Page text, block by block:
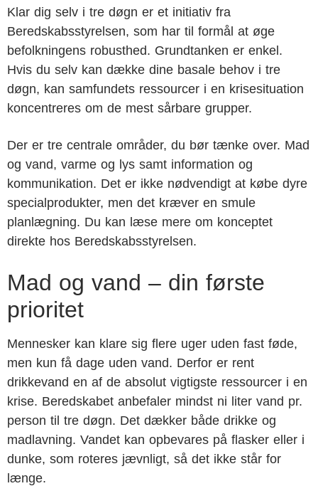
Klar dig selv i tre døgn er et initiativ fra
Beredskabsstyrelsen, som har til formål at øge
befolkningens robusthed. Grundtanken er enkel.
Hvis du selv kan dække dine basale behov i tre
døgn, kan samfundets ressourcer i en krisesituation
koncentreres om de mest sårbare grupper.
Der er tre centrale områder, du bør tænke over. Mad
og vand, varme og lys samt information og
kommunikation. Det er ikke nødvendigt at købe dyre
specialprodukter, men det kræver en smule
planlægning. Du kan læse mere om konceptet
direkte hos Beredskabsstyrelsen.
Mad og vand – din første
prioritet
Mennesker kan klare sig flere uger uden fast føde,
men kun få dage uden vand. Derfor er rent
drikkevand en af de absolut vigtigste ressourcer i en
krise. Beredskabet anbefaler mindst ni liter vand pr.
person til tre døgn. Det dækker både drikke og
madlavning. Vandet kan opbevares på flasker eller i
dunke, som roteres jævnligt, så det ikke står for
længe.